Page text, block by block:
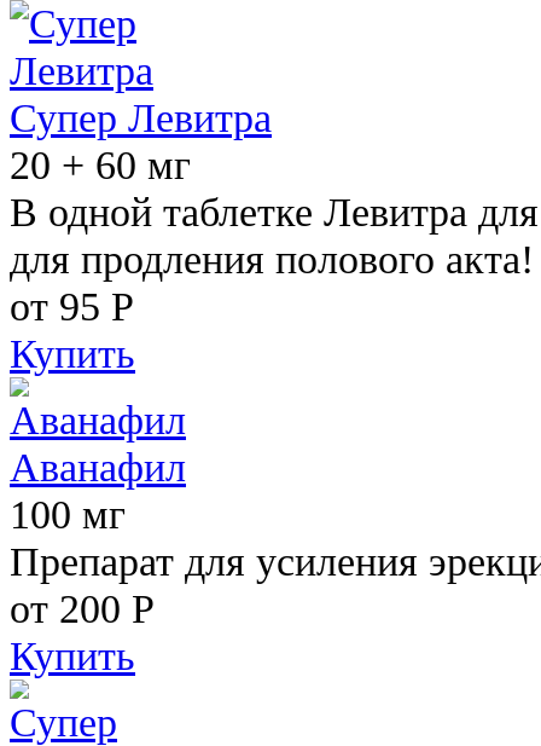
Супер Левитра
20 + 60 мг
В одной таблетке Левитра
для продления полового акта!
от 95 Р
Купить
Аванафил
100 мг
Препарат для усиления
от 200 Р
Купить